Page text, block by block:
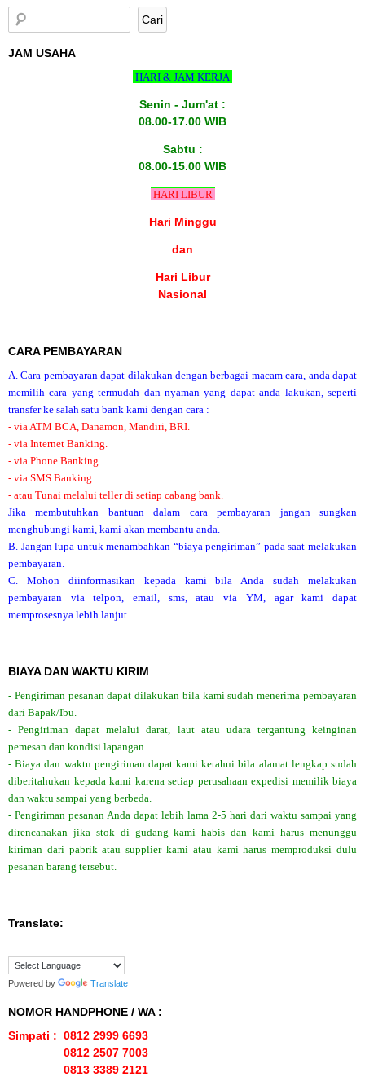
JAM USAHA
HARI & JAM KERJA
Senin - Jum'at :
08.00-17.00 WIB
Sabtu :
08.00-15.00 WIB
HARI LIBUR
Hari Minggu
dan
Hari Libur
Nasional
CARA PEMBAYARAN
A. Cara pembayaran dapat dilakukan dengan berbagai macam cara, anda dapat
memilih cara yang termudah dan nyaman yang dapat anda lakukan, seperti
transfer ke salah satu bank kami dengan cara :
- via ATM BCA, Danamon, Mandiri, BRI.
- via Internet Banking.
- via Phone Banking.
- via SMS Banking.
- atau Tunai melalui teller di setiap cabang bank.
Jika membutuhkan bantuan dalam cara pembayaran jangan sungkan
menghubungi kami, kami akan membantu anda.
B. Jangan lupa untuk menambahkan “biaya pengiriman” pada saat melakukan
pembayaran.
C. Mohon diinformasikan kepada kami bila Anda sudah melakukan
pembayaran via telpon, email, sms, atau via YM, agar kami dapat
memprosesnya lebih lanjut.
BIAYA DAN WAKTU KIRIM
- Pengiriman pesanan dapat dilakukan bila kami sudah menerima pembayaran
dari Bapak/Ibu.
- Pengiriman dapat melalui darat, laut atau udara tergantung keinginan
pemesan dan kondisi lapangan.
- Biaya dan waktu pengiriman dapat kami ketahui bila alamat lengkap sudah
diberitahukan kepada kami karena setiap perusahaan expedisi memilik biaya
dan waktu sampai yang berbeda.
- Pengiriman pesanan Anda dapat lebih lama 2-5 hari dari waktu sampai yang
direncanakan jika stok di gudang kami habis dan kami harus menunggu
kiriman dari pabrik atau supplier kami atau kami harus memproduksi dulu
pesanan barang tersebut.
Translate:
Powered by Translate
NOMOR HANDPHONE / WA :
Simpati : 0812 2999 6693
0812 2507 7003
0813 3389 2121